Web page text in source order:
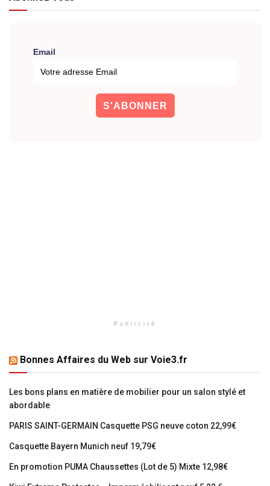
Email
Publicité
Bonnes Affaires du Web sur Voie3.fr
Les bons plans en matière de mobilier pour un salon stylé et
abordable
PARIS SAINT-GERMAIN Casquette PSG neuve coton 22,99€
Casquette Bayern Munich neuf 19,79€
En promotion PUMA Chaussettes (Lot de 5) Mixte 12,98€